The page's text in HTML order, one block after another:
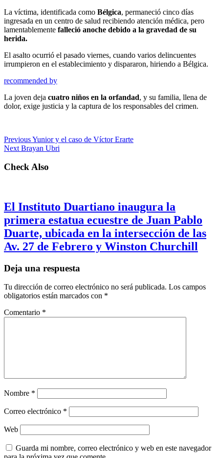
La víctima, identificada como Bélgica, permaneció cinco días
ingresada en un centro de salud recibiendo atención médica, pero
lamentablemente falleció anoche debido a la gravedad de su
herida.
El asalto ocurrió el pasado viernes, cuando varios delincuentes
irrumpieron en el establecimiento y dispararon, hiriendo a Bélgica.
recommended by
La joven deja cuatro niños en la orfandad, y su familia, llena de
dolor, exige justicia y la captura de los responsables del crimen.
PreviousYunior y el caso de Víctor Erarte
Next Brayan Ubri
Check Also
El Instituto Duartiano inaugura la
primera estatua ecuestre de Juan Pablo
Duarte, ubicada en la intersección de las
Av. 27 de Febrero y Winston Churchill
Deja una respuesta
Tu dirección de correo electrónico no será publicada. Los campos
obligatorios están marcados con *
Comentario *
Nombre *
Correo electrónico *
Web
Guarda mi nombre, correo electrónico y web en este navegador